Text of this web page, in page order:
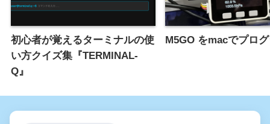
初心者が覚えるターミナルの使
い方クイズ集『TERMINAL-
Q』
M5GO をmacでプロ